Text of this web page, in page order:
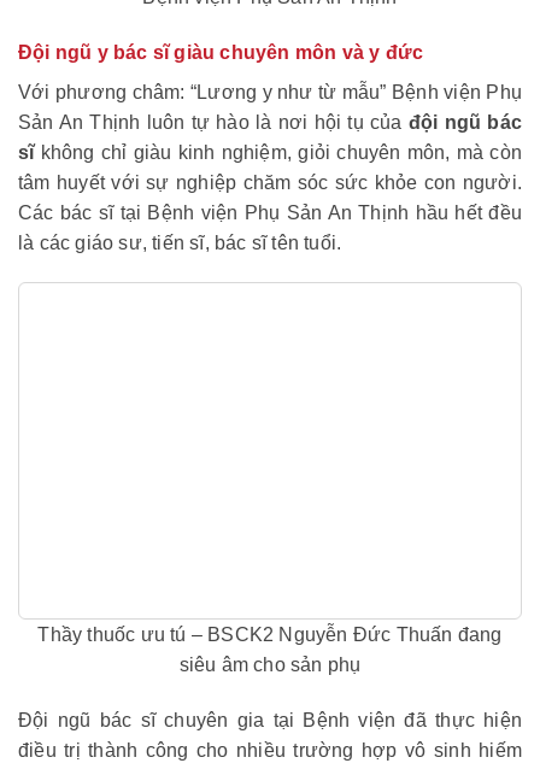
Đội ngũ y bác sĩ giàu chuyên môn và y đức
Với phương châm: “Lương y như từ mẫu” Bệnh viện Phụ
Sản An Thịnh luôn tự hào là nơi hội tụ của đội ngũ bác
sĩkhông chỉ giàu kinh nghiệm, giỏi chuyên môn, mà còn
tâm huyết với sự nghiệp chăm sóc sức khỏe con người.
Các bác sĩ tại Bệnh viện Phụ Sản An Thịnh hầu hết đều
là các giáo sư, tiến sĩ, bác sĩ tên tuổi.
Thầy thuốc ưu tú – BSCK2 Nguyễn Đức Thuấn đang
siêu âm cho sản phụ
Đội ngũ bác sĩ chuyên gia tại Bệnh viện đã thực hiện
điều trị thành công cho nhiều trường hợp vô sinh hiếm